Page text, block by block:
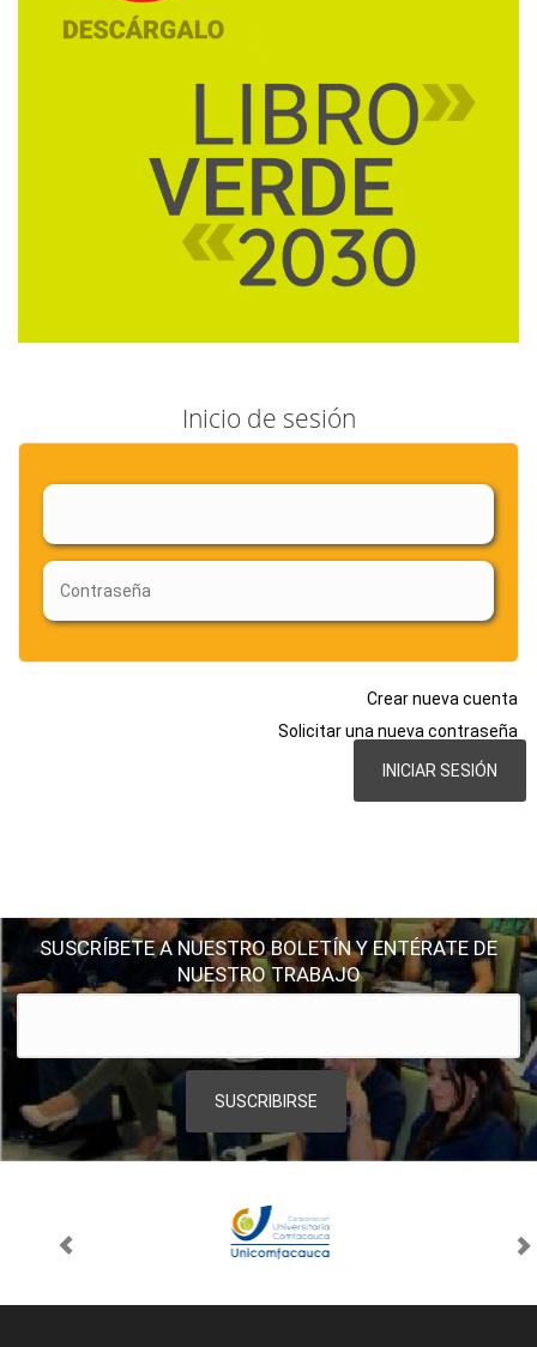
Inicio de sesión
Crear nueva cuenta
Solicitar una nueva contraseña
SUSCRÍBETE A NUESTRO BOLETÍN Y ENTÉRATE DE
NUESTRO TRABAJO